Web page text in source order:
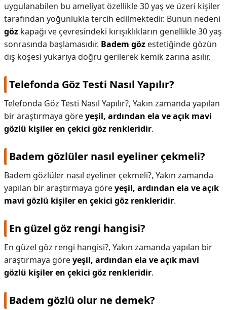
uygulanabilen bu ameliyat özellikle 30 yaş ve üzeri kişiler
tarafından yoğunlukla tercih edilmektedir. Bunun nedeni
göz kapağı ve çevresindeki kırışıklıkların genellikle 30 yaş
sonrasında başlamasıdır. Badem göz estetiğinde gözün
dış köşesi yukarıya doğru gerilerek kemik zarına asılır.
Telefonda Göz Testi Nasıl Yapılır?
Telefonda Göz Testi Nasıl Yapılır?, Yakın zamanda yapılan
bir araştırmaya göreyeşil, ardından ela ve açık mavi
gözlü kişiler en çekici göz renkleridir.
Badem gözlüler nasıl eyeliner çekmeli?
Badem gözlüler nasıl eyeliner çekmeli?, Yakın zamanda
yapılan bir araştırmaya göreyeşil, ardından ela ve açık
mavi gözlü kişiler en çekici göz renkleridir.
En güzel göz rengi hangisi?
En güzel göz rengi hangisi?, Yakın zamanda yapılan bir
araştırmaya göreyeşil, ardından ela ve açık mavi
gözlü kişiler en çekici göz renkleridir.
Badem gözlü olur ne demek?